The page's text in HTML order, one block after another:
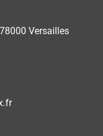
Versailles